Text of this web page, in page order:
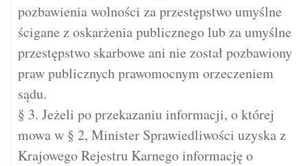
pozbawienia wolności za przestępstwo umyślne
ścigane z oskarżenia publicznego lub za umyślne
przestępstwo skarbowe ani nie został pozbawiony
praw publicznych prawomocnym orzeczeniem
sądu.
§ 3. Jeżeli po przekazaniu informacji, o której
mowa w § 2, Minister Sprawiedliwości uzyska z
Krajowego Rejestru Karnego informację o